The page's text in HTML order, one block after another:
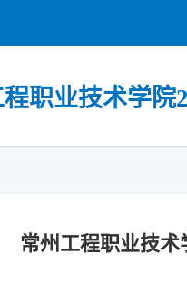
职业技术学院
常州工程职业技术